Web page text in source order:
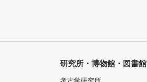
研究所・博物館・図書館
考古学研究所